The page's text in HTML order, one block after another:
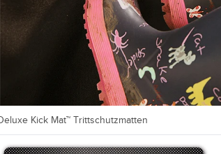
Kick Mat™ Trittschutzmatten